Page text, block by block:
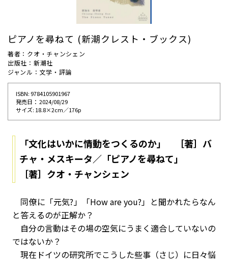
ピアノを尋ねて (新潮クレスト・ブックス)
著者：クオ・チャンシェン
出版社：新潮社
ジャンル：文学・評論
ISBN: 9784105901967
発売⽇： 2024/08/29
サイズ: 18.8×2cm／176p
「文化はいかに情動をつくるのか」 ［著］バ
チャ・メスキータ／「ピアノを尋ねて」
［著］クオ・チャンシェン
同僚に「元気?」「How are you?」と聞かれたらなん
と答えるのが正解か？
自分の言動はその場の空気にうまく適合していないの
ではないか？
現在ドイツの研究所でこうした些事（さじ）に日々悩